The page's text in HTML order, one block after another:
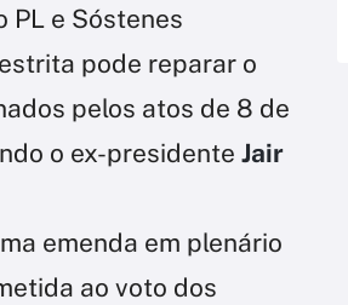
PL e Sóstenes
pode reparar o
pelos atos de 8 de
o ex-presidente Jair
emenda em plenário
ao voto dos